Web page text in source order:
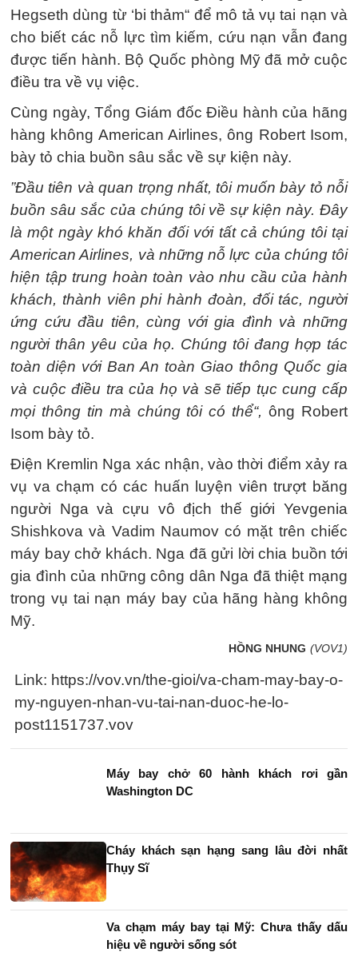
Hegseth dùng từ ‘bi thảm“ để mô tả vụ tai nạn và
cho biết các nỗ lực tìm kiếm, cứu nạn vẫn đang
được tiến hành. Bộ Quốc phòng Mỹ đã mở cuộc
điều tra về vụ việc.
Cùng ngày, Tổng Giám đốc Điều hành của hãng
hàng không American Airlines, ông Robert Isom,
bày tỏ chia buồn sâu sắc về sự kiện này.
”Đầu tiên và quan trọng nhất, tôi muốn bày tỏ nỗi
buồn sâu sắc của chúng tôi về sự kiện này. Đây
là một ngày khó khăn đối với tất cả chúng tôi tại
American Airlines, và những nỗ lực của chúng tôi
hiện tập trung hoàn toàn vào nhu cầu của hành
khách, thành viên phi hành đoàn, đối tác, người
ứng cứu đầu tiên, cùng với gia đình và những
người thân yêu của họ. Chúng tôi đang hợp tác
toàn diện với Ban An toàn Giao thông Quốc gia
và cuộc điều tra của họ và sẽ tiếp tục cung cấp
mọi thông tin mà chúng tôi có thể“,ông Robert
Isom bày tỏ.
Điện Kremlin Nga xác nhận, vào thời điểm xảy ra
vụ va chạm có các huấn luyện viên trượt băng
người Nga và cựu vô địch thế giới Yevgenia
Shishkova và Vadim Naumov có mặt trên chiếc
máy bay chở khách. Nga đã gửi lời chia buồn tới
gia đình của những công dân Nga đã thiệt mạng
trong vụ tai nạn máy bay của hãng hàng không
Mỹ.
HỒNG NHUNG (VOV1)
Link: https://vov.vn/the-gioi/va-cham-may-bay-o-
my-nguyen-nhan-vu-tai-nan-duoc-he-lo-
post1151737.vov
Máy bay chở 60 hành khách rơi gần
Washington DC
Cháy khách sạn hạng sang lâu đời nhất
Thụy Sĩ
Va chạm máy bay tại Mỹ: Chưa thấy dấu
hiệu về người sống sót